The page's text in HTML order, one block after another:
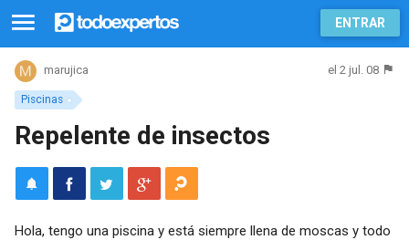
ENTRAR
Piscinas
marujica el 2 jul. 08
Repelente de insectos
Hola, tengo una piscina y está siempre llena de moscas y todo